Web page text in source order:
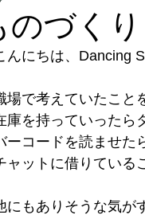
のづく
にちは、Dancing
で考えていたこと
を持っていったら
コードを読ませた
ットに借りている
もありそうな気が